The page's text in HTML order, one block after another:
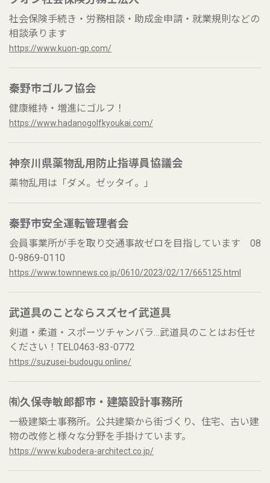
社会保険手続き・労務相談・助成金申請・就業規則などの
相談承ります
https://www.kuon-gp.com/
秦野市ゴルフ協会
健康維持・増進にゴルフ！
https://www.hadanogolfkyoukai.com/
神奈川県薬物乱用防止指導員協議会
薬物乱用は「ダメ。ゼッタイ。」
秦野市安全運転管理者会
会員事業所が手を取り交通事故ゼロを目指しています 08
0-9869-0110
https://www.townnews.co.jp/0610/2023/02/17/665125.html
武道具のことならスズセイ武道具
剣道・柔道・スポーツチャンバラ…武道具のことはお任せ
ください！TEL0463-83-0772
https://suzusei-budougu.online/
㈲久保寺敏郎都市・建築設計事務所
一級建築士事務所。公共建築から街づくり、住宅、古い建
物の改修と様々な分野を手掛けています。
https://www.kubodera-architect.co.jp/